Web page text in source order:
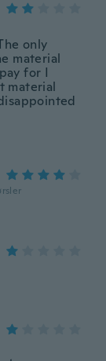
only
material
for I
material